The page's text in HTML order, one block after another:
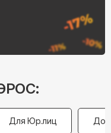
Для Юр.лиц